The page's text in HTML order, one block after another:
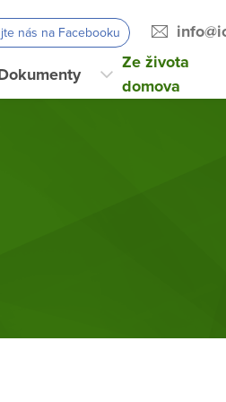
nás na Facebooku
Ze života
domova